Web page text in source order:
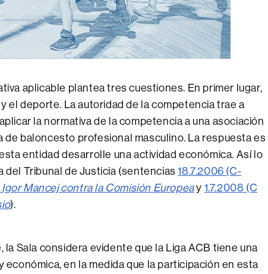
aplicable plantea tres cuestiones. En primer lugar,
el deporte. La autoridad de la competencia trae a
la normativa de la competencia a una asociación
de baloncesto profesional masculino. La respuesta es
entidad desarrolle una actividad económica. Así lo
del Tribunal de Justicia (sentencias18.7.2006 (C-
Mancej contra la Comisión Europeay 1.7.2008 (C
).
Sala considera evidente que la Liga ACB tiene una
en la medida que la participación en esta